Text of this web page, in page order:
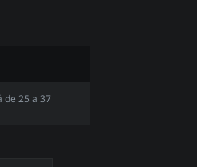
de 25 a 37